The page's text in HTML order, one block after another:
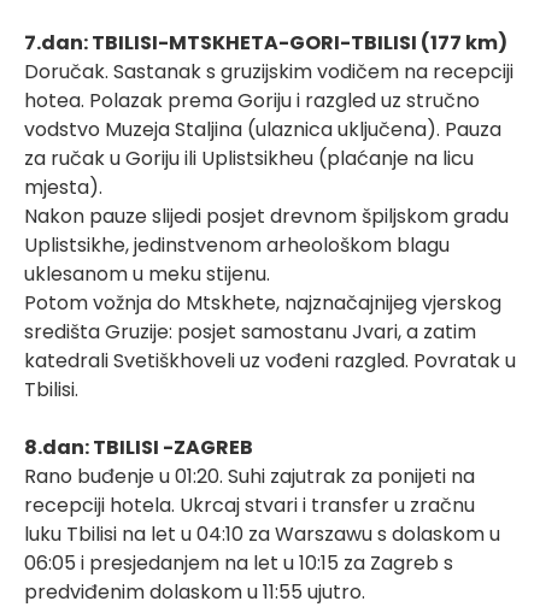
7.dan: TBILISI-MTSKHETA-GORI-TBILISI (177 km)
Doručak. Sastanak s gruzijskim vodičem na recepciji
hotea. Polazak prema Goriju i razgled uz stručno
vodstvo Muzeja Staljina (ulaznica uključena). Pauza
za ručak u Goriju ili Uplistsikheu (plaćanje na licu
mjesta).
Nakon pauze slijedi posjet drevnom špiljskom gradu
Uplistsikhe, jedinstvenom arheološkom blagu
uklesanom u meku stijenu.
Potom vožnja do Mtskhete, najznačajnijeg vjerskog
središta Gruzije: posjet samostanu Jvari, a zatim
katedrali Svetiškhoveli uz vođeni razgled. Povratak u
Tbilisi.
8.dan: TBILISI -ZAGREB
Rano buđenje u 01:20. Suhi zajutrak za ponijeti na
recepciji hotela. Ukrcaj stvari i transfer u zračnu
luku Tbilisi na let u 04:10 za Warszawu s dolaskom u
06:05 i presjedanjem na let u 10:15 za Zagreb s
predviđenim dolaskom u 11:55 ujutro.